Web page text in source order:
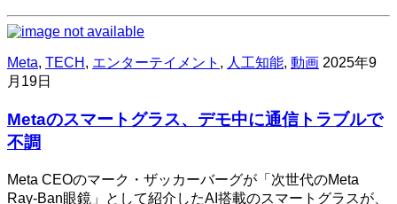
Meta, TECH , エンターテイメント , 人工知能, 動画 2025年9
月19日
Metaのスマートグラス、デモ中に通信トラブルで
不調
Meta CEOのマーク・ザッカーバーグが「次世代のMeta
Ray-Ban眼鏡」として紹介したAI搭載のスマートグラスが、